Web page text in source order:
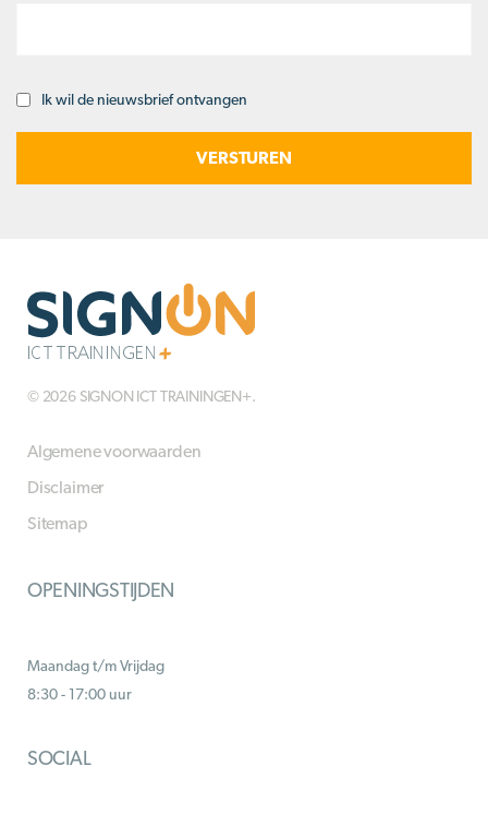
Opt-Ik wil de nieuwsbrief ontvangen
© 2026 SIGNON ICT TRAININGEN+.
Algemene voorwaarden
Disclaimer
Sitemap
OPENINGSTIJDEN
Maandag t/m Vrijdag
8:30 - 17:00 uur
SOCIAL